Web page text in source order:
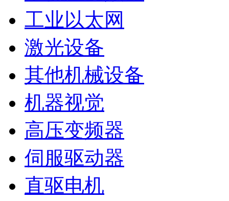
工业以太网
激光设备
其他机械设备
机器视觉
高压变频器
伺服驱动器
直驱电机